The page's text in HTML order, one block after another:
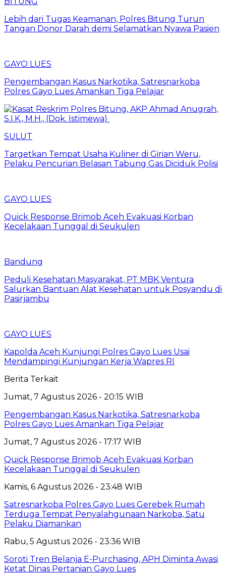
Lebih dari Tugas Keamanan, Polres Bitung Turun
Tangan Donor Darah demi Selamatkan Nyawa Pasien
GAYO LUES
Pengembangan Kasus Narkotika, Satresnarkoba
Polres Gayo Lues Amankan Tiga Pelajar
SULUT
Targetkan Tempat Usaha Kuliner di Girian Weru,
Pelaku Pencurian Belasan Tabung Gas Diciduk Polisi
GAYO LUES
Quick Response Brimob Aceh Evakuasi Korban
Kecelakaan Tunggal di Seukulen
Bandung
Peduli Kesehatan Masyarakat, PT MBK Ventura
Salurkan Bantuan Alat Kesehatan untuk Posyandu di
Pasirjambu
GAYO LUES
Kapolda Aceh Kunjungi Polres Gayo Lues Usai
Mendampingi Kunjungan Kerja Wapres RI
Berita Terkait
Jumat, 7 Agustus 2026 - 20:15 WIB
Pengembangan Kasus Narkotika, Satresnarkoba
Polres Gayo Lues Amankan Tiga Pelajar
Jumat, 7 Agustus 2026 - 17:17 WIB
Quick Response Brimob Aceh Evakuasi Korban
Kecelakaan Tunggal di Seukulen
Kamis, 6 Agustus 2026 - 23:48 WIB
Satresnarkoba Polres Gayo Lues Gerebek Rumah
Terduga Tempat Penyalahgunaan Narkoba, Satu
Pelaku Diamankan
Rabu, 5 Agustus 2026 - 23:36 WIB
Soroti Tren Belanja E-Purchasing, APH Diminta Awasi
Ketat Dinas Pertanian Gayo Lues